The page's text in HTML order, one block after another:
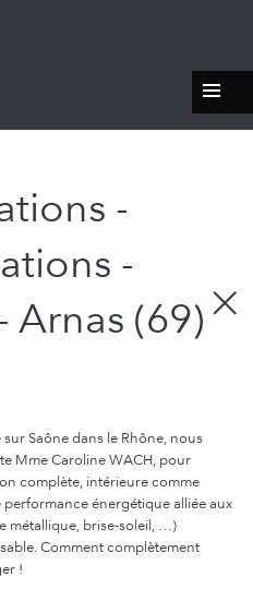
-
-
Arnas (69)
Saône dans le Rhône, nous
Mme Caroline WACH, pour
complète, intérieure comme
énergétique alliée aux
métallique, brise-soleil, …)
Comment complètement
!